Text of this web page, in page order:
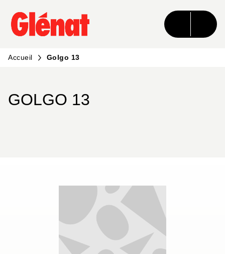
MENU RECHERCHE CONTENU
PIED DE PAGE
Accueil Golgo 13
GOLGO 13